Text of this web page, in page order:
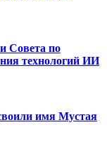
Совета по
технологий ИИ
имя Мустая